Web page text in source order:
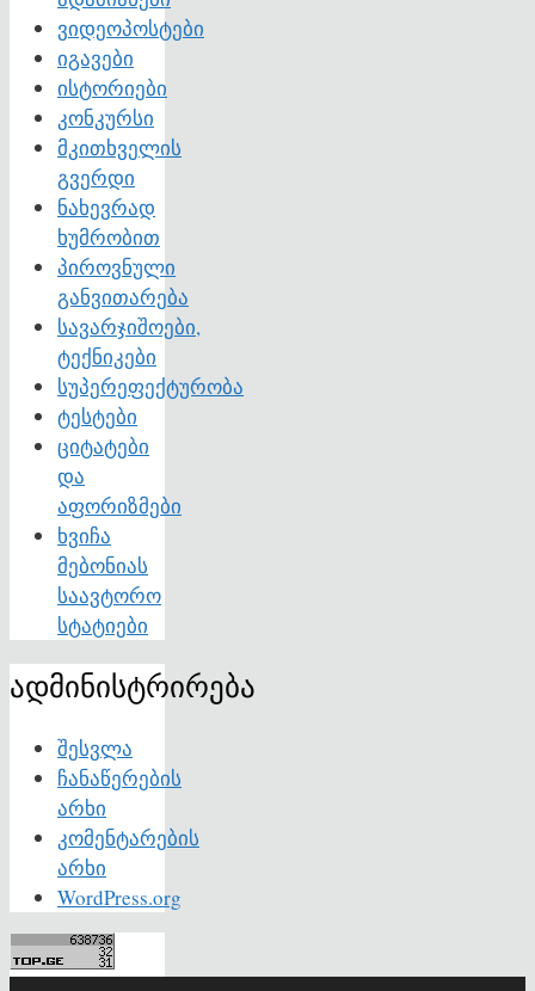
ვიდეოპოსტები
იგავები
ისტორიები
კონკურსი
მკითხველის
გვერდი
ნახევრად
ხუმრობით
პიროვნული
განვითარება
სავარჯიშოები,
ტექნიკები
სუპერეფექტურობა
ტესტები
ციტატები
და
აფორიზმები
ხვიჩა
მებონიას
საავტორო
სტატიები
ადმინისტრირება
შესვლა
ჩანაწერების
არხი
კომენტარების
არხი
WordPress.org